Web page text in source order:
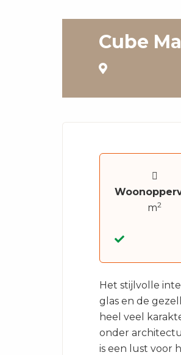
Cube
m2
Het stijlvolle
glas en de
heel veel
onder
is een lust voor